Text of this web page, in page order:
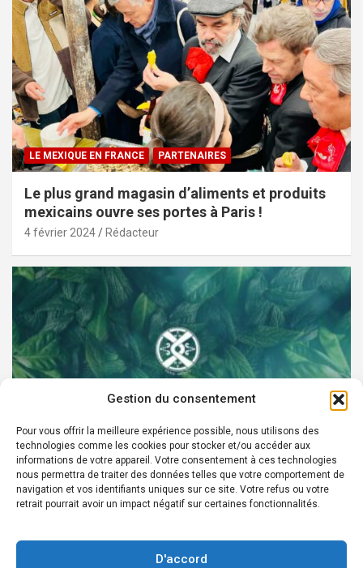
Gestion du consentement
Pour vous offrir la meilleure expérience possible, nous utilisons des
technologies comme les cookies pour stocker et/ou accéder aux
informations de votre appareil. Votre consentement à ces technologies
nous permettra de traiter des données telles que votre comportement de
navigation et vos identifiants uniques sur ce site. Votre refus ou votre
retrait pourrait avoir un impact négatif sur certaines fonctionnalités.
D'accord
LE MEXIQUE EN FRANCE PARTENAIRES
Le plus grand magasin d’aliments et produits
mexicains ouvre ses portes à Paris !
4 février 2024 Rédacteur
PARTENAIRES
Devenez Ambassadeur XOCHI BOTANICALS –
« El espíritu francés con corazón de México! »